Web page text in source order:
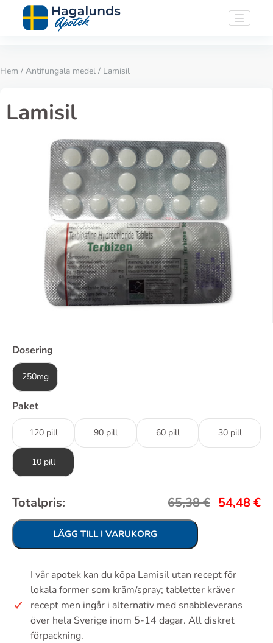
Hem / Antifungala medel / Lamisil
Lamisil
Dosering
250mg
Paket
120 pill 90 pill 60 pill 30 pill
10 pill
Totalpris: 65,38€ 54,48€
LÄGG TILL I VARUKORG
I vår apotek kan du köpa Lamisil utan recept för
lokala former som kräm/spray; tabletter kräver
recept men ingår i alternativ med snabbleverans
över hela Sverige inom 5-14 dagar. All diskret
förpackning.